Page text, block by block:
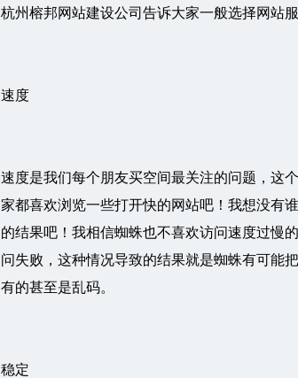
杭州榕邦网站建设公司告诉大家一般选择网站
速度
速度是我们每个朋友买空间最关注的问题，这
家都喜欢浏览一些打开快的网站吧！我想没有
的结果吧！我相信蜘蛛也不喜欢访问速度过慢
问失败，这种情况导致的结果就是蜘蛛有可能
有的甚至是乱码。
稳定